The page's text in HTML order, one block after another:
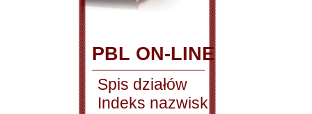
PBL ON-LINE
Spis działów
Indeks nazwisk